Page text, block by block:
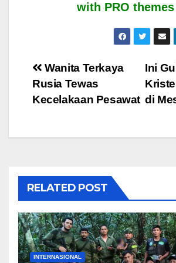
with PRO themes
Post
navigation
Ini
di
Wanita Terkaya
Rusia Tewas
Kecelakaan Pesawat
RELATED POST
INTERNASIONAL